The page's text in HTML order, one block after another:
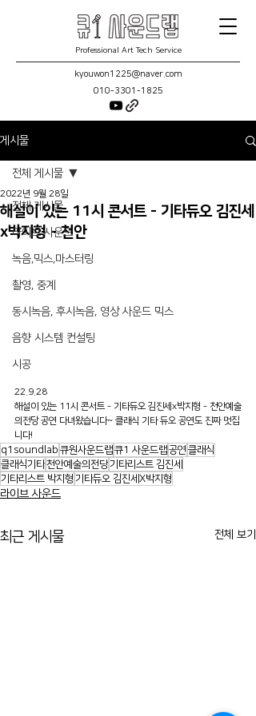
Professional Art Tech Service
kyouwon1225@naver.com
010-3301-1825
게시물
전체 게시물
라이브 사운드
녹음,믹스,마스터링
촬영, 중계
동시녹음, 후시녹음, 영상 사운드 믹스
음향 시스템 컨설팅
시공
전체 게시물
해설이 있는 11시 콘서트 - 기타듀오 김진세
x박지형 - 천안
2022년 9월 28일
22.9.28
해설이 있는 11시 콘서트 - 기타듀오 김진세x박지형 - 천안예술
의전당 공연 다녀왔습니다~ 클래식 기타 듀오 공연도 진짜 멋집
니다!
q1soundlab 큐원사운드랩큐1 사운드랩공연 클래식
클래식기타천안예술의전당기타리스트 김진세
기타리스트 박지형 기타듀오 김진세X박지형
라이브 사운드
최근 게시물 전체 보기